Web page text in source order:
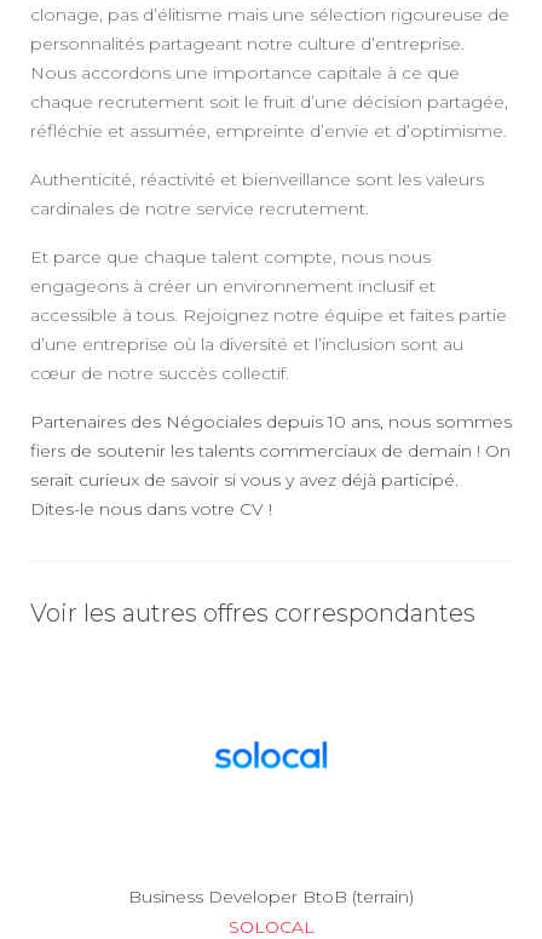
clonage, pas d’élitisme mais une sélection rigoureuse de
personnalités partageant notre culture d’entreprise.
Nous accordons une importance capitale à ce que
chaque recrutement soit le fruit d’une décision partagée,
réfléchie et assumée, empreinte d’envie et d’optimisme.
Authenticité, réactivité et bienveillance sont les valeurs
cardinales de notre service recrutement.
Et parce que chaque talent compte, nous nous
engageons à créer un environnement inclusif et
accessible à tous. Rejoignez notre équipe et faites partie
d’une entreprise où la diversité et l’inclusion sont au
cœur de notre succès collectif.
Partenaires des Négociales depuis 10 ans, nous sommes
fiers de soutenir les talents commerciaux de demain ! On
serait curieux de savoir si vous y avez déjà participé.
Dites-le nous dans votre CV !
Voir les autres offres correspondantes
Business Developer BtoB (terrain)
SOLOCAL